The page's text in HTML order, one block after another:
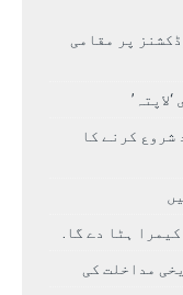
پر مقامی
شروع کرنے کا
مداخلت کی